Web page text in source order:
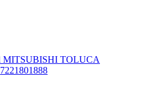
MITSUBISHI TOLUCA
7221801888